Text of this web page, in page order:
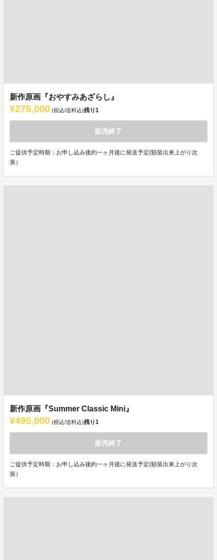
新作原画『おやすみあざらし』
¥275,000 (税込/送料込)残り1
販売終了
ご提供予定時期：お申し込み後約一ヶ月後に発送予定(額装出来上がり次
第）
新作原画『Summer Classic Mini』
¥495,000 (税込/送料込)残り1
販売終了
ご提供予定時期：お申し込み後約一ヶ月後に発送予定(額装出来上がり次
第）